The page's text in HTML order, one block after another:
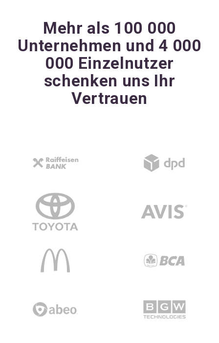
Mehr als 100 000
Unternehmen und 4 000
000 Einzelnutzer
schenken uns Ihr
Vertrauen